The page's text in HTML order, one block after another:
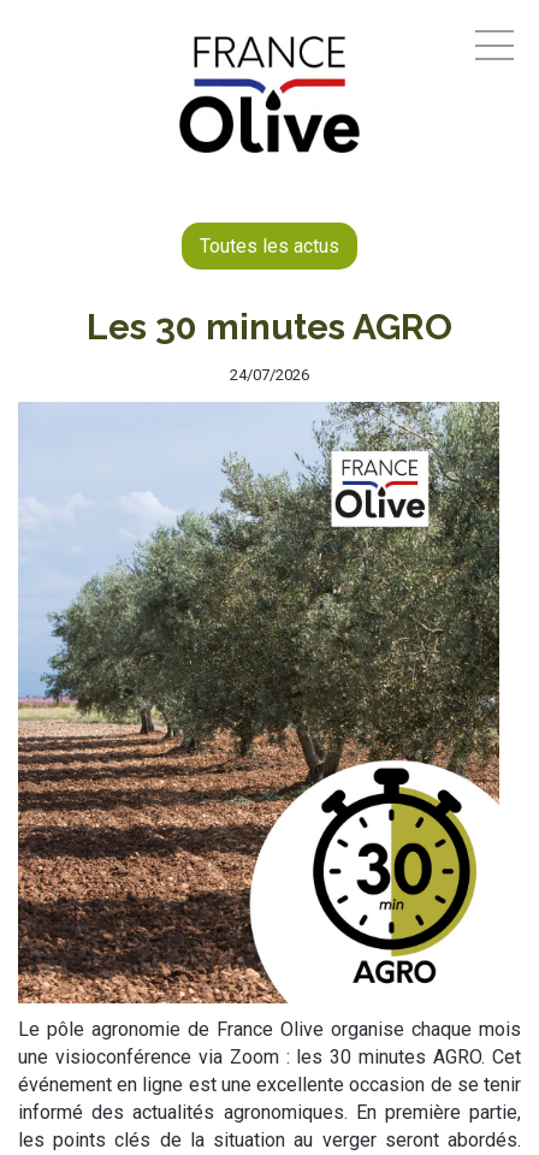
Toutes les actus
Les 30 minutes AGRO
24/07/2026
Le pôle agronomie de France Olive organise chaque mois
une visioconférence via Zoom : les 30 minutes AGRO. Cet
événement en ligne est une excellente occasion de se tenir
informé des actualités agronomiques. En première partie,
les points clés de la situation au verger seront abordés.